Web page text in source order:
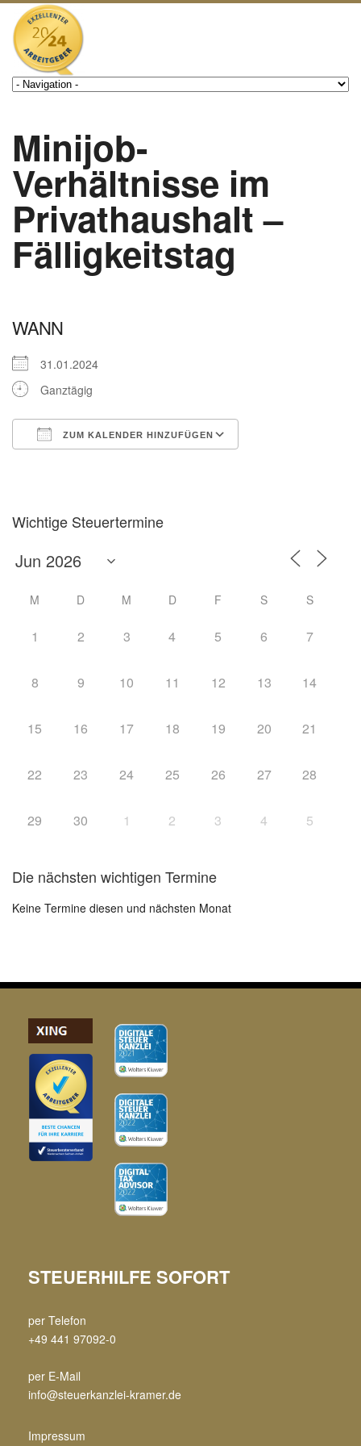
Minijob-
Verhältnisse im
Privathaushalt –
Fälligkeitstag
WANN
31.01.2024
Ganztägig
ZUM KALENDER HINZUFÜGEN
Wichtige Steuertermine
M D M D F S S
1 2 3 4 5 6 7
8 9 10 11 12 13 14
15 16 17 18 19 20 21
22 23 24 25 26 27 28
29 30 1 2 3 4 5
Die nächsten wichtigen Termine
Keine Termine diesen und nächsten Monat
STEUERHILFE SOFORT
per Telefon
+49 441 97092-0
per E-Mail
info@steuerkanzlei-kramer.de
Impressum